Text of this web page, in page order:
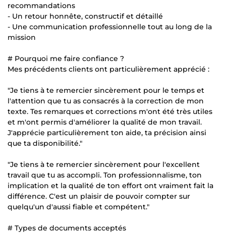
recommandations
- Un retour honnête, constructif et détaillé
- Une communication professionnelle tout au long de la
mission
# Pourquoi me faire confiance ?
Mes précédents clients ont particulièrement apprécié :
"Je tiens à te remercier sincèrement pour le temps et
l'attention que tu as consacrés à la correction de mon
texte. Tes remarques et corrections m'ont été très utiles
et m'ont permis d'améliorer la qualité de mon travail.
J'apprécie particulièrement ton aide, ta précision ainsi
que ta disponibilité."
"Je tiens à te remercier sincèrement pour l'excellent
travail que tu as accompli. Ton professionnalisme, ton
implication et la qualité de ton effort ont vraiment fait la
différence. C'est un plaisir de pouvoir compter sur
quelqu'un d'aussi fiable et compétent."
# Types de documents acceptés